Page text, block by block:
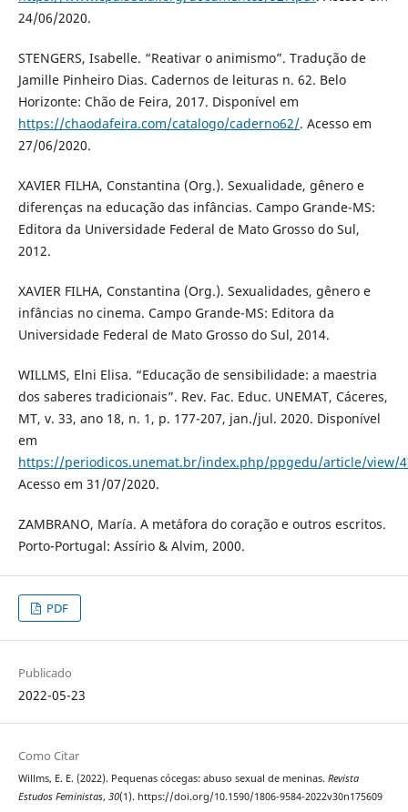
24/06/2020.
STENGERS, Isabelle. “Reativar o animismo”. Tradução de
Jamille Pinheiro Dias. Cadernos de leituras n. 62. Belo
Horizonte: Chão de Feira, 2017. Disponível em
https://chaodafeira.com/catalogo/caderno62/. Acesso em
27/06/2020.
XAVIER FILHA, Constantina (Org.). Sexualidade, gênero e
diferenças na educação das infâncias. Campo Grande-MS:
Editora da Universidade Federal de Mato Grosso do Sul,
2012.
XAVIER FILHA, Constantina (Org.). Sexualidades, gênero e
infâncias no cinema. Campo Grande-MS: Editora da
Universidade Federal de Mato Grosso do Sul, 2014.
WILLMS, Elni Elisa. “Educação de sensibilidade: a maestria
dos saberes tradicionais”. Rev. Fac. Educ. UNEMAT, Cáceres,
MT, v. 33, ano 18, n. 1, p. 177-207, jan./jul. 2020. Disponível
em
https://periodicos.unemat.br/index.php/ppgedu/article/view/
Acesso em 31/07/2020.
ZAMBRANO, María. A metáfora do coração e outros escritos.
Porto-Portugal: Assírio & Alvim, 2000.
PDF
Publicado
2022-05-23
Como Citar
Willms, E. E. (2022). Pequenas cócegas: abuso sexual de meninas. Revista
Estudos Feministas, 30(1). https://doi.org/10.1590/1806-9584-2022v30n175609